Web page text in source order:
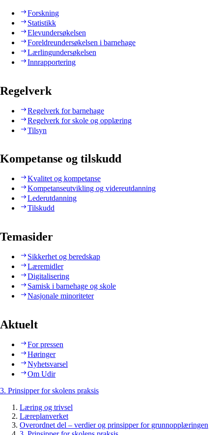
Forskning
Statistikk
Elevundersøkelsen
Foreldreundersøkelsen i barnehage
Lærlingundersøkelsen
Innrapportering
Regelverk
Regelverk for barnehage
Regelverk for skole og opplæring
Tilsyn
Kompetanse og tilskudd
Kvalitet og kompetanse
Kompetanseutvikling og videreutdanning
Lederutdanning
Tilskudd
Temasider
Sikkerhet og beredskap
Læremidler
Digitalisering
Samisk i barnehage og skole
Nasjonale minoriteter
Aktuelt
For pressen
Høringer
Nyhetsvarsel
Om Udir
3. Prinsipper for skolens praksis
Læring og trivsel
Læreplanverket
Overordnet del – verdier og prinsipper for grunnopplæringen